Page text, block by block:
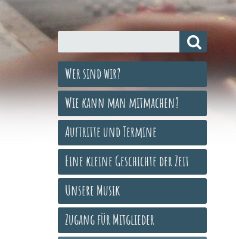
Wer sind wir?
Wie kann man mitmachen?
Auftritte und Termine
Eine kleine Geschichte der Zeit
Unsere Musik
Zugang für Mitglieder